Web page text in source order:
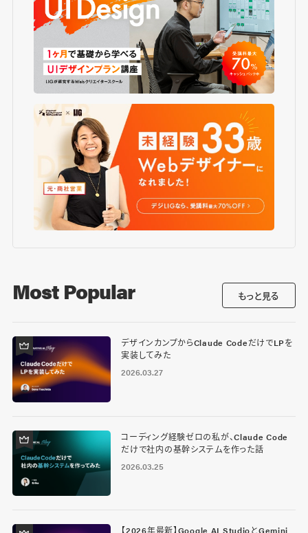
Most Popular もっと見る
デザインカンプからClaude CodeだけでLPを
実装してみた
2026.03.27
コーディング経験ゼロの私が、Claude Code
だけで社内の基幹システムを作った話
2026.03.25
【2026年最新】Google AI StudioとGemini